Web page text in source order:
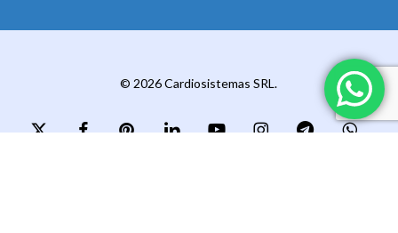
© 2026 Cardiosistemas SRL.
x-
facebookpinterestlinkedin youtubeinstagramtelegramwhatsapp